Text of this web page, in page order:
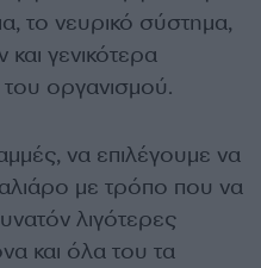
το νευρικό σύστημα,
γενικότερα
οργανισμού.
να επιλέγουμε να
με τρόπο που να
λιγότερες
και όλα του τα